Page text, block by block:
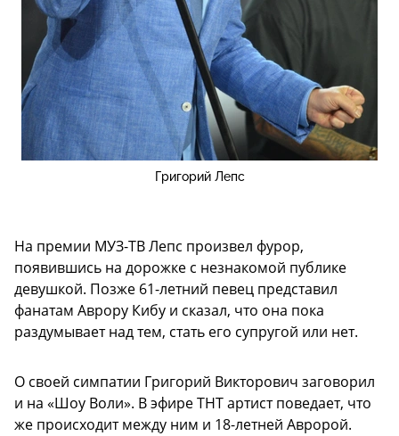
Григорий Лепс
На премии МУЗ-ТВ Лепс произвел фурор,
появившись на дорожке с незнакомой публике
девушкой. Позже 61-летний певец представил
фанатам Аврору Кибу и сказал, что она пока
раздумывает над тем, стать его супругой или нет.
О своей симпатии Григорий Викторович заговорил
и на «Шоу Воли». В эфире ТНТ артист поведает, что
же происходит между ним и 18-летней Авророй.